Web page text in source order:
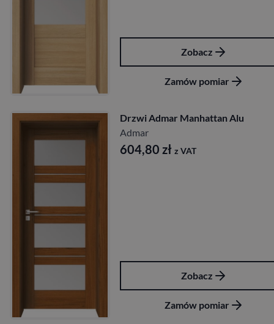
Zobacz
Zamów pomiar
Drzwi Admar Manhattan Alu
Admar
604,80 zł z VAT
Zobacz
Zamów pomiar